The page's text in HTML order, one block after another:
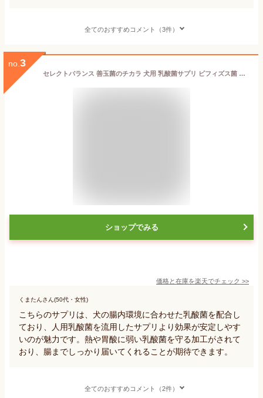
全てのおすすめコメント（3件）
no. 3
セレクトバランス 善玉菌のチカラ 犬用 乳酸菌サプリ ビフィズス菌 有胞子性乳酸菌 フェカリス菌 ビール酵母 オリゴ糖 善玉菌 腸内フローラ 国産 腸ケア サプリメント
ショップでみる
価格と在庫を楽天でチェック >>
くまたんさん(50代・女性)
こちらのサプリは、犬の腸内環境に合わせた乳酸菌を配合し
ており、人用乳酸菌を流用したサプリより効果が安定しやす
いのが魅力です。熱や胃酸に弱い乳酸菌を守る加工がされて
おり、腸までしっかり届いてくれることが期待できます。
全てのおすすめコメント（2件）